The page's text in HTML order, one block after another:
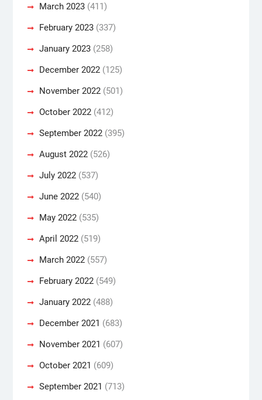
March 2023(411)
February 2023(337)
January 2023(258)
December 2022(125)
November 2022(501)
October 2022(412)
September 2022(395)
August 2022(526)
July 2022(537)
June 2022(540)
May 2022(535)
April 2022(519)
March 2022(557)
February 2022(549)
January 2022(488)
December 2021 (683)
November 2021 (607)
October 2021 (609)
September 2021 (713)